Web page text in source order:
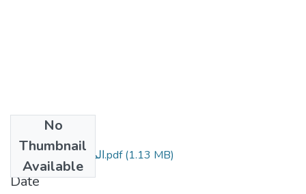
No
Thumbnail
Available
المطبوعة البيداغوجية.pdf(1.13 MB)
Date